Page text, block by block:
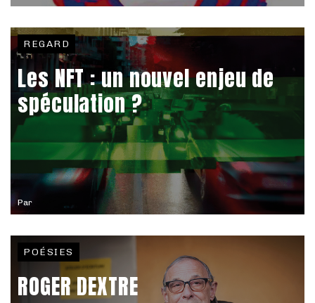
Par
REGARD
Les NFT : un nouvel enjeu de
spéculation ?
POÉSIES
ROGER DEXTRE